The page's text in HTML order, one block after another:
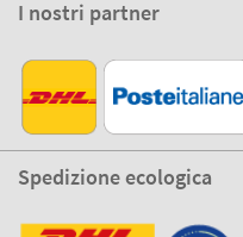
I nostri partner
Spedizione ecologica